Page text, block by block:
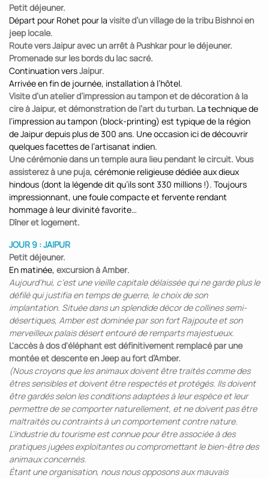
Petit déjeuner.
Départ pour Rohet pour la visite d’un village de la tribu Bishnoi en
jeep locale.
Route vers Jaipur avec un arrêt à Pushkar pour le déjeuner.
Promenade sur les bords du lac sacré.
Continuation versJaipur.
Arrivée en fin de journée, installation à l’hôtel.
Visite d’un atelier d’impression au tampon et de décoration à la
cire à Jaipur, et démonstration de l’art du turban. La technique de
l’impression au tampon (block-printing) est typique de la région
de Jaipur depuis plus de 300 ans. Une occasion ici de découvrir
quelques facettes de l’artisanat indien.
Une cérémonie dans un temple aura lieu pendant le circuit. Vous
assisterez à une puja, cérémonie religieuse dédiée aux dieux
hindous (dont la légende dit qu’ils sont 330 millions !). Toujours
impressionnant, une foule compacte et fervente rendant
hommage à leur divinité favorite…
Dîner et logement.
JOUR 9 : JAIPUR
Petit déjeuner.
En matinée, excursion à Amber.
Aujourd'hui, c’est une vieille capitale délaissée qui ne garde plus le
défilé qui justifia en temps de guerre, le choix de son
implantation. Située dans un splendide décor de collines semi-
désertiques, Amber est dominée par son fort Rajpoute et son
merveilleux palais désert entouré de remparts majestueux.
L'accès à dos d'éléphant est définitivement remplacé par une
montée et descente en Jeep au fort d’Amber.
(Nous croyons que les animaux doivent être traités comme des
êtres sensibles et doivent être respectés et protégés. Ils doivent
être gardés selon les conditions adaptées à leur espèce et leur
permettre de se comporter naturellement, et ne doivent pas être
maltraités ou contraints à un comportement contre nature.
L'industrie du tourisme est connue pour être associée à des
pratiques jugées exploitantes ou compromettant le bien-être des
animaux concernés.
Étant une organisation, nous nous opposons aux mauvais